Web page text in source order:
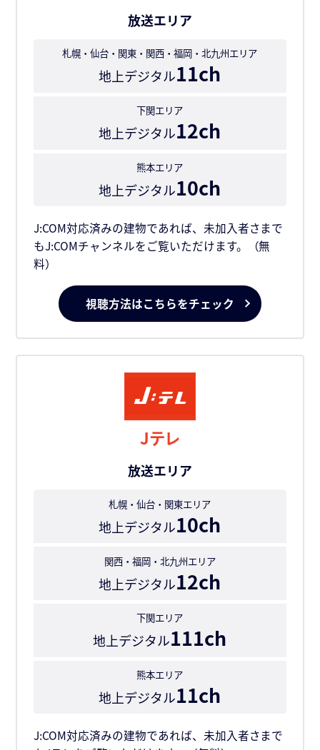
放送エリア
札幌・仙台・関東・関西・福岡・北九州エリア
地上デジタル11ch
下関エリア
地上デジタル12ch
熊本エリア
地上デジタル10ch
J:COM対応済みの建物であれば、未加入者さまで
もJ:COMチャンネルをご覧いただけます。（無
料）
視聴方法はこちらをチェック
Jテレ
放送エリア
札幌・仙台・関東エリア
地上デジタル10ch
関西・福岡・北九州エリア
地上デジタル12ch
下関エリア
地上デジタル111ch
熊本エリア
地上デジタル11ch
J:COM対応済みの建物であれば、未加入者さまで